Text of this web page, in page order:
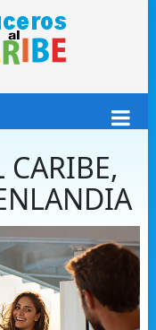
CARIBE,